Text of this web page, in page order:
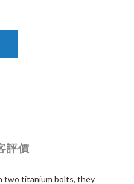
評價
two titanium bolts, they